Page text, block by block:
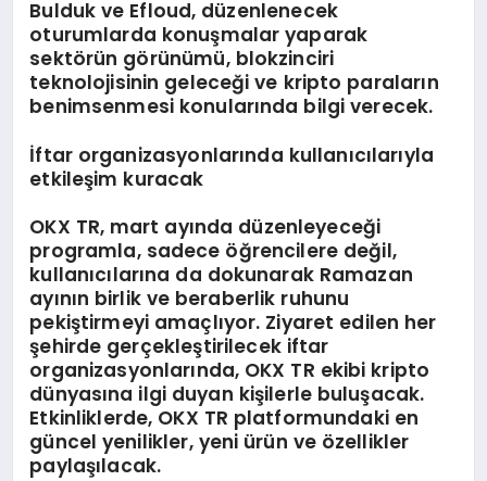
Bulduk ve Efloud, düzenlenecek
oturumlarda konuşmalar yaparak
sektörün görünümü, blokzinciri
teknolojisinin geleceği ve kripto paraların
benimsenmesi konularında bilgi verecek.
İftar organizasyonlarında kullanıcılarıyla
etkileşim kuracak
OKX TR, mart ayında düzenleyeceği
programla, sadece öğrencilere değil,
kullanıcılarına da dokunarak Ramazan
ayının birlik ve beraberlik ruhunu
pekiştirmeyi amaçlıyor. Ziyaret edilen her
şehirde gerçekleştirilecek iftar
organizasyonlarında, OKX TR ekibi kripto
dünyasına ilgi duyan kişilerle buluşacak.
Etkinliklerde, OKX TR platformundaki en
güncel yenilikler, yeni ürün ve özellikler
paylaşılacak.